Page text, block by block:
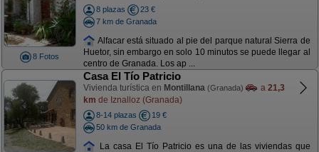
8 Fotos
8 plazas
23 €
7 km de Granada
Alfacar está situado al pie del parque natural Sierra de
Huetor, sin embargo en solo 10 minutos se puede llegar al
centro de Granada. Los ap ...
Casa El Tío Patricio
Vivienda turística en Montillana (Granada) a 21,3
km de Iznalloz (Granada)
8-14 plazas
19 €
50 km de Granada
La casa El Tío Patricio es una de las viviendas que